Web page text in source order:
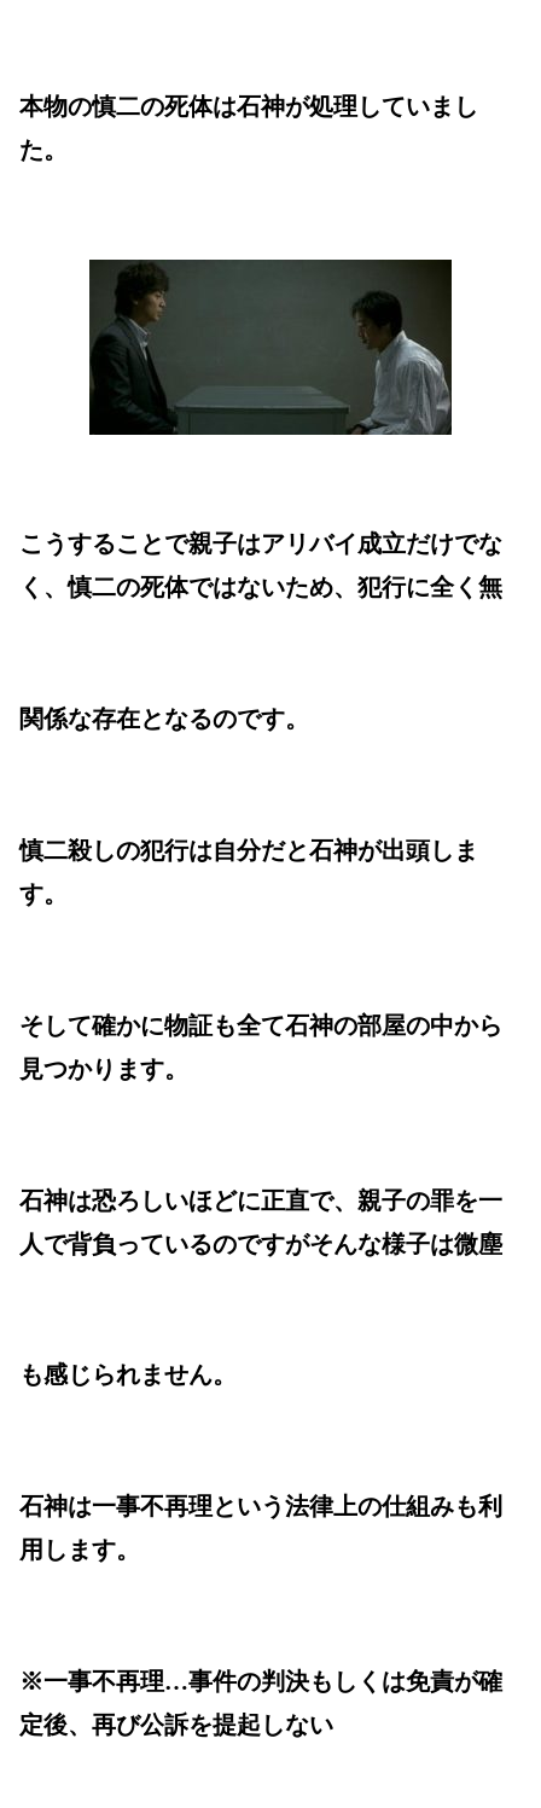
本物の慎二の死体は石神が処理していまし
た。
こうすることで親子はアリバイ成立だけでな
く、慎二の死体ではないため、犯行に全く無
関係な存在となるのです。
慎二殺しの犯行は自分だと石神が出頭しま
す。
そして確かに物証も全て石神の部屋の中から
見つかります。
石神は恐ろしいほどに正直で、親子の罪を一
人で背負っているのですがそんな様子は微塵
も感じられません。
石神は一事不再理という法律上の仕組みも利
用します。
※一事不再理…事件の判決もしくは免責が確
定後、再び公訴を提起しない